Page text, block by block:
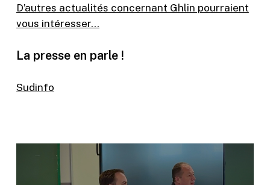
D’autres actualités concernant Ghlin pourraient
vous intéresser…
La presse en parle !
Sudinfo